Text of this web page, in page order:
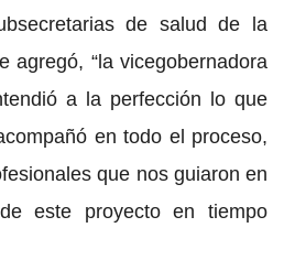
de salud de la
agregó, “la vicegobernadora
a la perfección lo que
en todo el proceso,
que nos guiaron en
este proyecto en tiempo